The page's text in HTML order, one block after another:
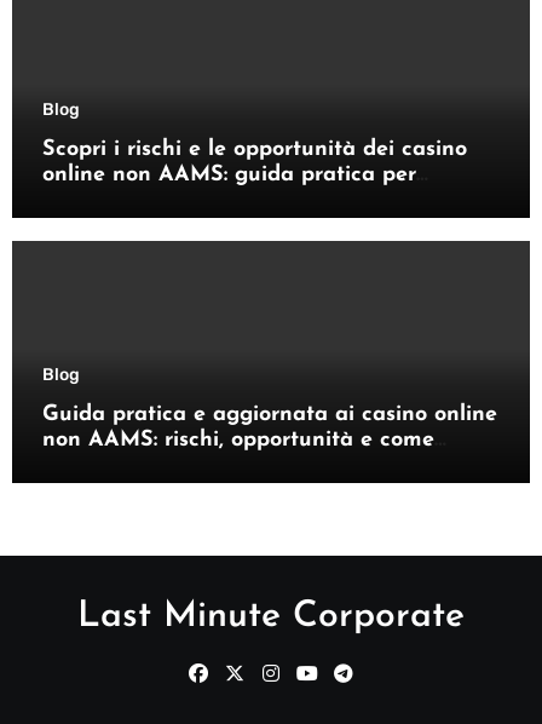
Blog
Scopri i rischi e le opportunità dei casino
online non AAMS: guida pratica per
Blog
Guida pratica e aggiornata ai casino online
non AAMS: rischi, opportunità e come
Last Minute Corporate